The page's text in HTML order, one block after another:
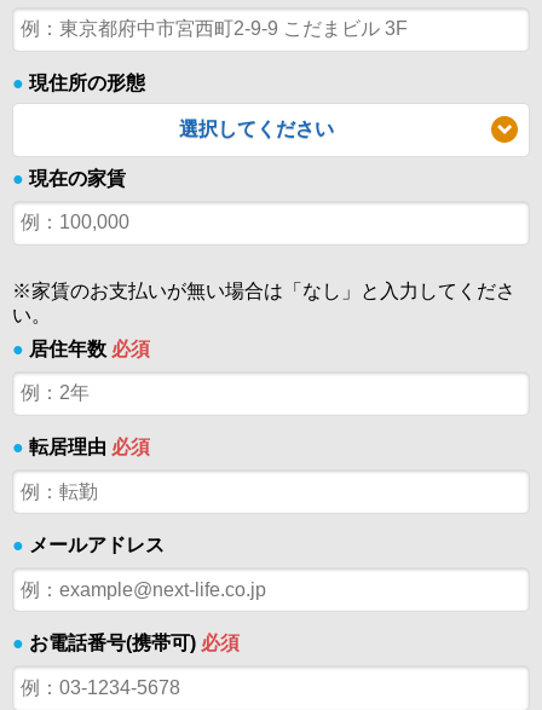
● 現住所の形態
選択してください
● 現在の家賃
※家賃のお支払いが無い場合は「なし」と入力してくださ
い。
● 居住年数 必須
● 転居理由 必須
● メールアドレス
● お電話番号(携帯可) 必須